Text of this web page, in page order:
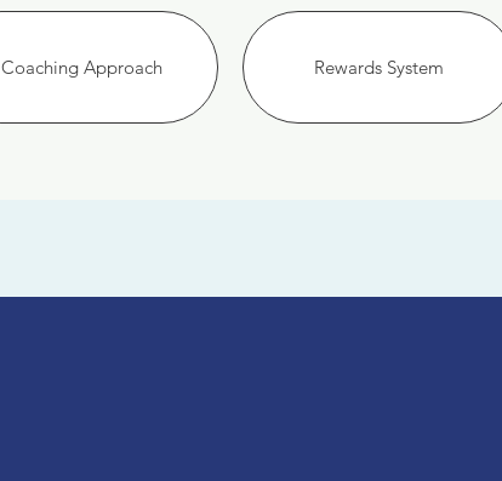
Coaching Approach Rewards System